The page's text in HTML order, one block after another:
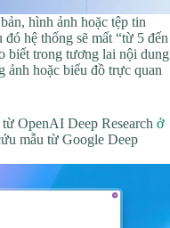
hình ảnh hoặc tệp tin
hệ thống sẽ mất “từ 5 đến
biết trong tương lai nội dung
ảnh hoặc biểu đồ trực quan
OpenAI Deep Research ở
mẫu từ Google Deep